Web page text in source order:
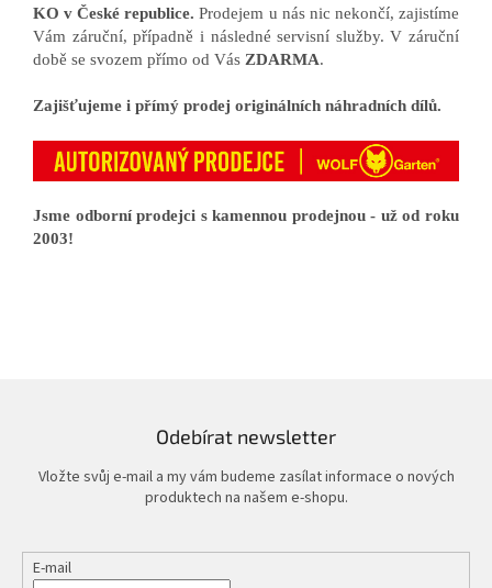
KO v České republice.Prodejem u nás nic nekončí, zajistíme
Vám záruční, případně i následné servisní služby. V záruční
době se svozem přímo od Vás ZDARMA.
Zajišťujeme i přímý prodej originálních náhradních dílů.
Jsme odborní prodejci s kamennou prodejnou - už od roku
2003!
Odebírat newsletter
Vložte svůj e-mail a my vám budeme zasílat informace o nových
produktech na našem e-shopu.
E-mail